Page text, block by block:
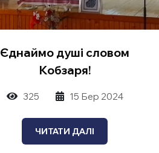
Єднаймо душі словом
Кобзаря!
325 15 Бер 2024
ЧИТАТИ ДАЛІ